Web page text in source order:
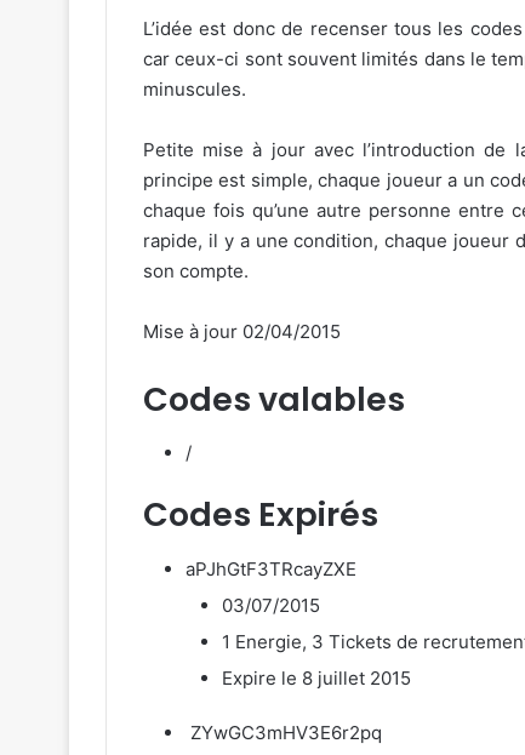
L’idée est donc de recenser tous les
car ceux-ci sont souvent limités dans le
minuscules.
Petite mise à jour avec l’introduction de
principe est simple, chaque joueur a un
chaque fois qu’une autre personne entre
rapide, il y a une condition, chaque
son compte.
Mise à jour 02/04/2015
Codes valables
/
Codes Expirés
aPJhGtF3TRcayZXE
03/07/2015
1 Energie, 3 Tickets de
Expire le 8 juillet 2015
ZYwGC3mHV3E6r2pq